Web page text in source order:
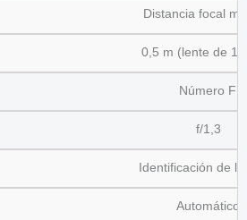
Distancia focal
0,5 m (lente de
Número F
f/1,3
Identificación de
Automático